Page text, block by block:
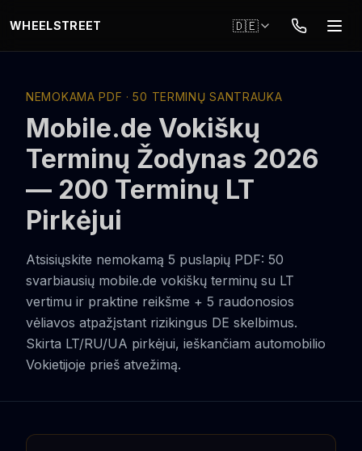
WHEELSTREET 🇩🇪
NEMOKAMA PDF · 50 TERMINŲ SANTRAUKA
Mobile.de Vokiškų
Terminų Žodynas 2026
— 200 Terminų LT
Pirkėjui
Atsisiųskite nemokamą 5 puslapių PDF: 50
svarbiausių mobile.de vokiškų terminų su LT
vertimu ir praktine reikšme + 5 raudonosios
vėliavos atpažįstant rizikingus DE skelbimus.
Skirta LT/RU/UA pirkėjui, ieškančiam automobilio
Vokietijoje prieš atvežimą.